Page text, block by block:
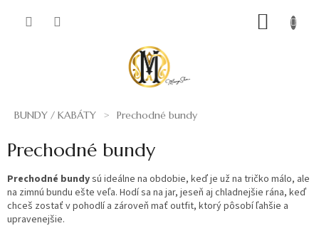
BUNDY / KABÁTY Prechodné bundy
Prechodné bundy
Prechodné bundysú ideálne na obdobie, keď je už na tričko málo, ale
na zimnú bundu ešte veľa. Hodí sa na jar, jeseň aj chladnejšie rána, keď
chceš zostať v pohodlí a zároveň mať outfit, ktorý pôsobí ľahšie a
upravenejšie.